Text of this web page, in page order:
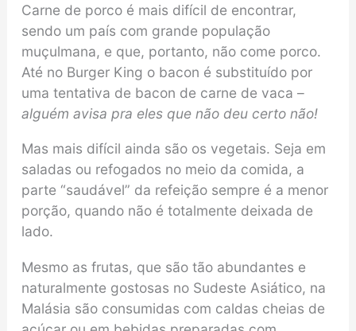
Carne de porco é mais difícil de encontrar,
sendo um país com grande população
muçulmana, e que, portanto, não come porco.
Até no Burger King o bacon é substituído por
uma tentativa de bacon de carne de vaca –
alguém avisa pra eles que não deu certo não!
Mas mais difícil ainda são os vegetais. Seja em
saladas ou refogados no meio da comida, a
parte “saudável” da refeição sempre é a menor
porção, quando não é totalmente deixada de
lado.
Mesmo as frutas, que são tão abundantes e
naturalmente gostosas no Sudeste Asiático, na
Malásia são consumidas com caldas cheias de